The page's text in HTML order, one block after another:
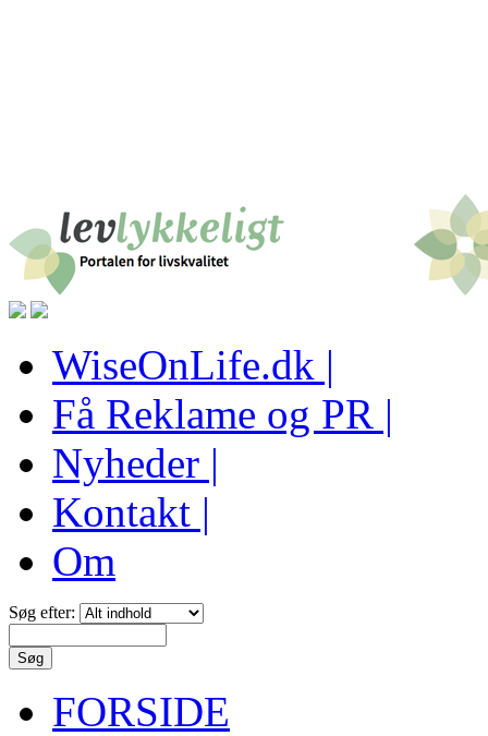
WiseOnLife.dk |
Få Reklame og PR |
Nyheder |
Kontakt |
Om
Søg efter:
FORSIDE